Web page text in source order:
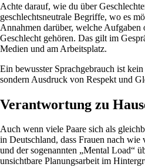
Achte darauf, wie du über
geschlechtsneutrale Begriffe, wo es
Annahmen darüber, welche
Geschlecht gehören. Das gilt im
Medien und am Arbeitsplatz.
Ein bewusster Sprachgebrauch ist
sondern Ausdruck von Respekt und
Verantwortung zu
Auch wenn viele Paare sich als
in Deutschland, dass Frauen nach
und der sogenannten „Mental Load“
unsichtbare Planungsarbeit im